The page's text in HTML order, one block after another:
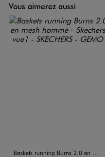
Vous aimerez aussi
Baskets running Burns 2.0 en mesh homme - Skechers